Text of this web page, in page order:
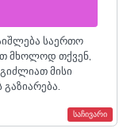
საჩივარი
საერთო
მხოლოდ თქვენ,
მისი